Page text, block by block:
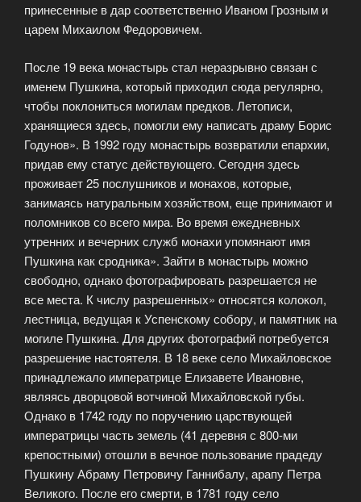
принесенные в дар соответственно Иваном Грозным и
царем Михаилом Федоровичем.
После 19 века монастырь стал неразрывно связан с
именем Пушкина, который приходил сюда регулярно,
чтобы поклониться могилам предков. Летописи,
хранящиеся здесь, помогли ему написать драму Борис
Годунов». В 1992 году монастырь возвратили епархии,
придав ему статус действующего. Сегодня здесь
проживает 25 послушников и монахов, которые,
занимаясь натуральным хозяйством, еще принимают и
поломников со всего мира. Во время ежедневных
утренних и вечерних служб монахи упомянают имя
Пушкина как сродника». Зайти в монастырь можно
свободно, однако фотографировать разрешается не
все места. К числу разрешенных» относятся колокол,
лестница, ведущая к Успенскому собору, и памятник на
могиле Пушкина. Для других фотографий потребуется
разрешение настоятеля. В 18 веке село Михайловское
принадлежало императрице Елизавете Ивановне,
являясь дворцовой вотчиной Михайловской губы.
Однако в 1742 году по поручению царствующей
императрицы часть земель (41 деревня с 800-ми
крепостными) отошли в вечное пользование прадеду
Пушкину Абраму Петровичу Ганнибалу, арапу Петра
Великого. После его смерти, в 1781 году село